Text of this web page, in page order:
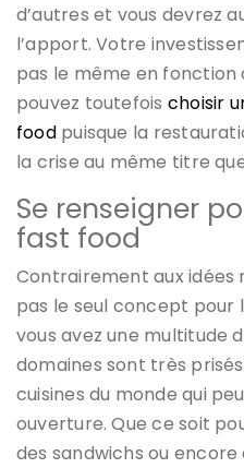
d’autres et vous devrez
l’apport. Votre
pas le même en fonction
pouvez toutefois choisir
foodpuisque la
la crise au même titre
Se renseigner
fast food
Contrairement aux idées
pas le seul concept pour
vous avez une multitude
domaines sont très
cuisines du monde qui
ouverture. Que ce soit
des sandwichs ou encore